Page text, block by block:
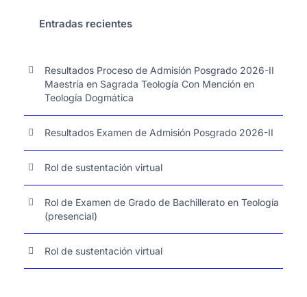
Entradas recientes
Resultados Proceso de Admisión Posgrado 2026-II
Maestría en Sagrada Teología Con Mención en
Teología Dogmática
Resultados Examen de Admisión Posgrado 2026-II
Rol de sustentación virtual
Rol de Examen de Grado de Bachillerato en Teología
(presencial)
Rol de sustentación virtual